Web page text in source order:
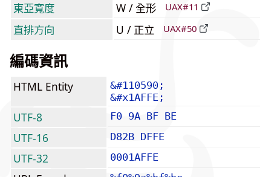
東亞寬度
W / 全形 UAX#11
直排方向 U / 正立 UAX#50
編碼資訊
HTML Entity
&#110590;
&#x1AFFE;
UTF-8 F0 9A BF BE
UTF-16 D82B DFFE
UTF-32 0001AFFE